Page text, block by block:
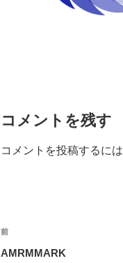
コメントを残す
コメントを投稿するには
投
稿
前
の
前
AMRMMARK